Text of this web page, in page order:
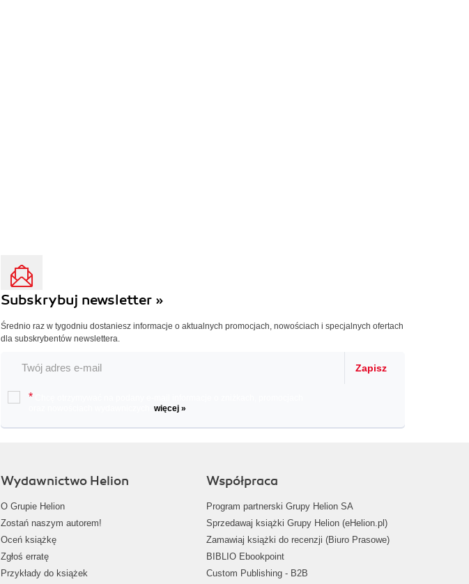
Subskrybuj newsletter »
Średnio raz w tygodniu dostaniesz informacje o aktualnych promocjach, nowościach i specjalnych ofertach
dla subskrybentów newslettera.
Zapisz
*
więcej »
Wydawnictwo Helion
O Grupie Helion
Zostań naszym autorem!
Oceń książkę
Zgłoś erratę
Przykłady do książek
Współpraca
Program partnerski Grupy Helion SA
Sprzedawaj książki Grupy Helion (eHelion.pl)
Zamawiaj książki do recenzji (Biuro Prasowe)
BIBLIO Ebookpoint
Custom Publishing - B2B